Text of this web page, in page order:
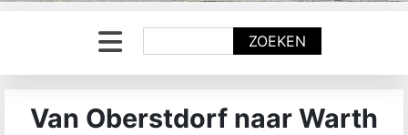
ZOEKEN
Van Oberstdorf naar Warth